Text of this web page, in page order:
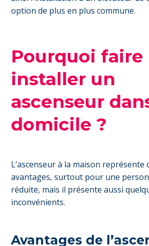
option de plus en plus commune.
Pourquoi faire
installer un
ascenseur
domicile ?
L’ascenseur à la maison représente
avantages, surtout pour une
réduite, mais il présente aussi
inconvénients.
Avantages de